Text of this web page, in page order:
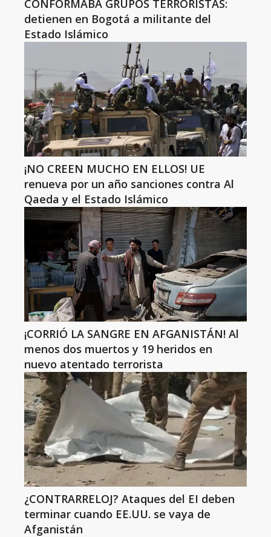
CONFORMABA GRUPOS TERRORISTAS:
detienen en Bogotá a militante del
Estado Islámico
¡NO CREEN MUCHO EN ELLOS! UE
renueva por un año sanciones contra Al
Qaeda y el Estado Islámico
¡CORRIÓ LA SANGRE EN AFGANISTÁN! Al
menos dos muertos y 19 heridos en
nuevo atentado terrorista
¿CONTRARRELOJ? Ataques del EI deben
terminar cuando EE.UU. se vaya de
Afganistán